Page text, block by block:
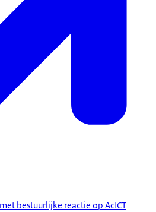
bestuurlijke reactie op AcICT